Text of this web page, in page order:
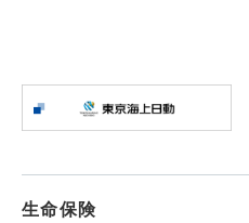
生命保険